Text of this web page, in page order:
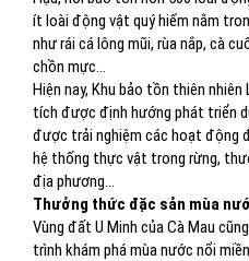
ít loài động vật quý hiếm nằm
như rái cá lông mũi, rùa nắp, cà
chồn mực…
Hiện nay, Khu bảo tồn thiên
tích được định hướng phát triển
được trải nghiệm các hoạt động
hệ thống thực vật trong rừng,
địa phương…
Thưởng thức đặc sản mùa
Vùng đất U Minh của Cà Mau
trình khám phá mùa nước nổi